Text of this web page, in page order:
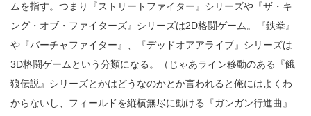
ムを指す。つまり『ストリートファイター』シリーズや『ザ・キ
ング・オブ・ファイターズ』シリーズは2D格闘ゲーム。『鉄拳』
や『バーチャファイター』、『デッドオアアライブ』シリーズは
3D格闘ゲームという分類になる。（じゃあライン移動のある『餓
狼伝説』シリーズとかはどうなのかとか言われると俺にはよくわ
からないし、フィールドを縦横無尽に動ける『ガンガン行進曲』